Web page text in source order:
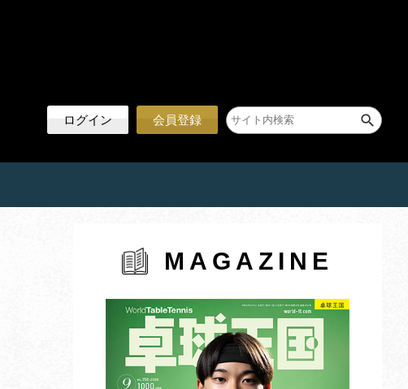
ログイン 会員登録
MAGAZINE